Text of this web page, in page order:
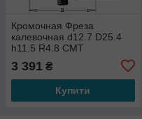
Кромочная Фреза
калевочная d12.7 D25.4
h11.5 R4.8 СМТ
3 391 ₴
Купити